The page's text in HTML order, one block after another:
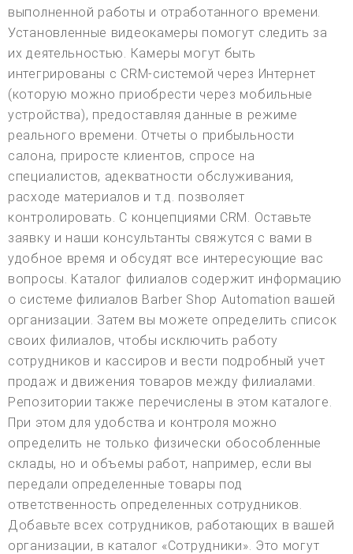
выполненной работы и отработанного времени.
Установленные видеокамеры помогут следить за
их деятельностью. Камеры могут быть
интегрированы с CRM-системой через Интернет
(которую можно приобрести через мобильные
устройства), предоставляя данные в режиме
реального времени. Отчеты о прибыльности
салона, приросте клиентов, спросе на
специалистов, адекватности обслуживания,
расходе материалов и т.д. позволяет
контролировать. С концепциями CRM. Оставьте
заявку и наши консультанты свяжутся с вами в
удобное время и обсудят все интересующие вас
вопросы. Каталог филиалов содержит информацию
о системе филиалов Barber Shop Automation вашей
организации. Затем вы можете определить список
своих филиалов, чтобы исключить работу
сотрудников и кассиров и вести подробный учет
продаж и движения товаров между филиалами.
Репозитории также перечислены в этом каталоге.
При этом для удобства и контроля можно
определить не только физически обособленные
склады, но и объемы работ, например, если вы
передали определенные товары под
ответственность определенных сотрудников.
Добавьте всех сотрудников, работающих в вашей
организации, в каталог «Сотрудники». Это могут